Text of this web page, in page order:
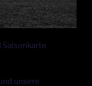
Saisonkarte
unsere